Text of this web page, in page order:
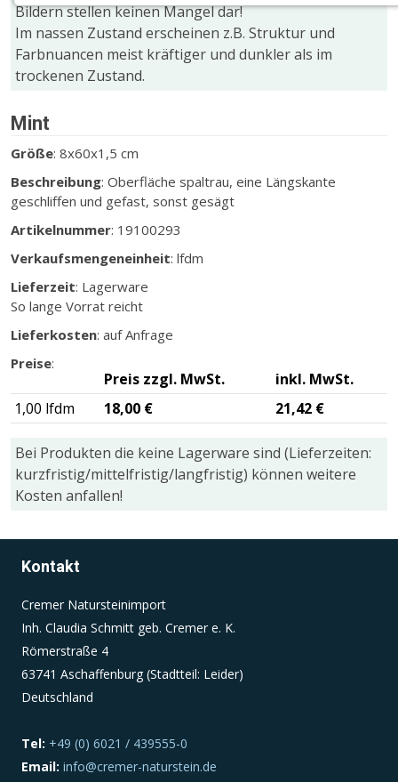
Bildern stellen keinen Mangel dar!
Im nassen Zustand erscheinen z.B. Struktur und
Farbnuancen meist kräftiger und dunkler als im
trockenen Zustand.
Mint
Größe: 8x60x1,5 cm
Beschreibung: Oberfläche spaltrau, eine Längskante
geschliffen und gefast, sonst gesägt
Artikelnummer: 19100293
Verkaufsmengeneinheit: lfdm
Lieferzeit: Lagerware
So lange Vorrat reicht
Lieferkosten: auf Anfrage
Preise:
Preis zzgl. MwSt.
inkl. MwSt.
1,00 lfdm
18,00 € 21,42 €
Bei Produkten die keine Lagerware sind (Lieferzeiten:
kurzfristig/mittelfristig/langfristig) können weitere
Kosten anfallen!
Kontakt
Cremer Natursteinimport
Inh. Claudia Schmitt geb. Cremer e. K.
Römerstraße 4
63741 Aschaffenburg (Stadtteil: Leider)
Deutschland
Tel: +49 (0) 6021 / 439555-0
Email: info@cremer-naturstein.de
Notwendige Cookies ermöglichen grundlegende
Funktionen und sind für die einwandfreie Funktion
der Website erforderlich.
Name:
fe_typo_user
Zweck:
Wird für die unverwechselbare Identifizierung eines
bessere Bedienerführung, z.B. bei den Formularen
und im Sortiment
Dieser Cookie wird beim Schließen des Browsers
Einverständnis-Cookie
Name:
Zweck:
Cookie Laufzeit: